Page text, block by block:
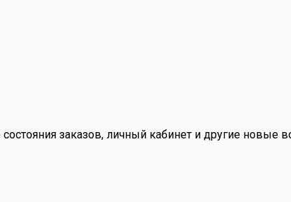
заказов, личный кабинет и другие новые